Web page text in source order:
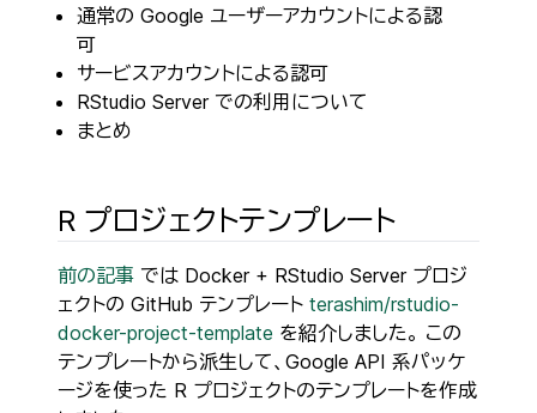
通常の Google ユーザーアカウントによる認
可
サービスアカウントによる認可
RStudio Server での利用について
まとめ
R プロジェクトテンプレート
前の記事 では Docker + RStudio Server プロジ
ェクトの GitHub テンプレート terashim/rstudio-
docker-project-template を紹介しました。 この
テンプレートから派生して、Google API 系パッケ
ージを使った R プロジェクトのテンプレートを作成